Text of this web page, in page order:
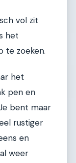
vol zit
het
te zoeken.
het
pen en
bent maar
rustiger
en
weer